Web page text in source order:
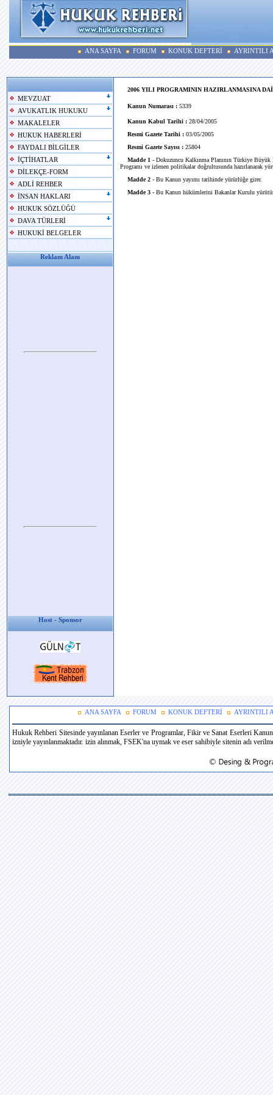
ANA SAYFA FORUM KONUK DEFTERİ AYRINTILI
MEVZUAT
AVUKATLIK HUKUKU
MAKALELER
HUKUK HABERLERİ
FAYDALI BİLGİLER
İÇTİHATLAR
DİLEKÇE-FORM
ADLİ REHBER
İNSAN HAKLARI
HUKUK SÖZLÜĞÜ
DAVA TÜRLERİ
HUKUKİ BELGELER
Reklam Alanı
Host - Sponsor
2006 YILI PROGRAMININ HAZIRLANMASINA
Kanun Numarası : 5339
Kanun Kabul Tarihi : 28/04/2005
Resmi Gazete Tarihi : 03/05/2005
Resmi Gazete Sayısı : 25804
Madde 1 - Dokuzuncu Kalkınma Planının Türkiye
Programı ve izlenen politikalar doğrultusunda hazırlanarak
Madde 2 - Bu Kanun yayımı tarihinde yürürlüğe girer.
Madde 3 - Bu Kanun hükümlerini Bakanlar Kurulu
ANA SAYFA FORUM KONUK DEFTERİ AYRINTILI
Hukuk Rehberi Sitesinde yayınlanan Eserler ve Programlar, Fikir ve Sanat Eserleri
izniyle yayınlanmaktadır. izin alınmak, FSEK'na uymak ve eser sahibiyle sitenin adı